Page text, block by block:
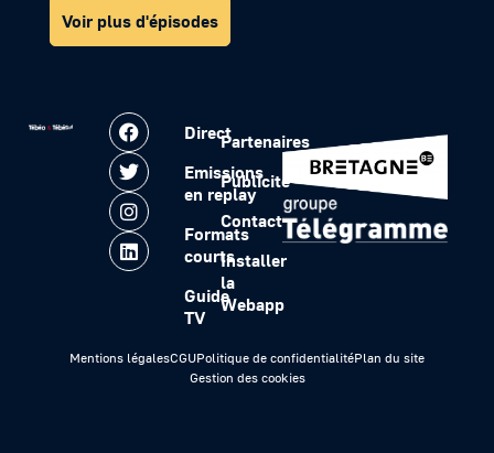
Voir plus d'épisodes
Direct
Emissions
en replay
Formats
courts
Guide
TV
Partenaires
Publicité
Contact
Installer
la
Webapp
Mentions légalesCGUPolitique de confidentialitéPlan du site
Gestion des cookies